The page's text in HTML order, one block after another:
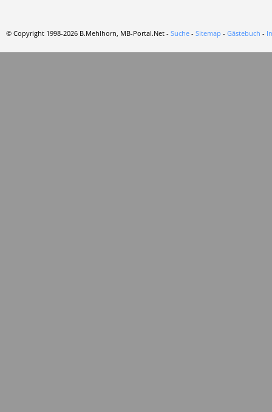
© Copyright 1998-2026 B.Mehlhorn, MB-Portal.Net - Suche - Sitemap - Gästebuch -